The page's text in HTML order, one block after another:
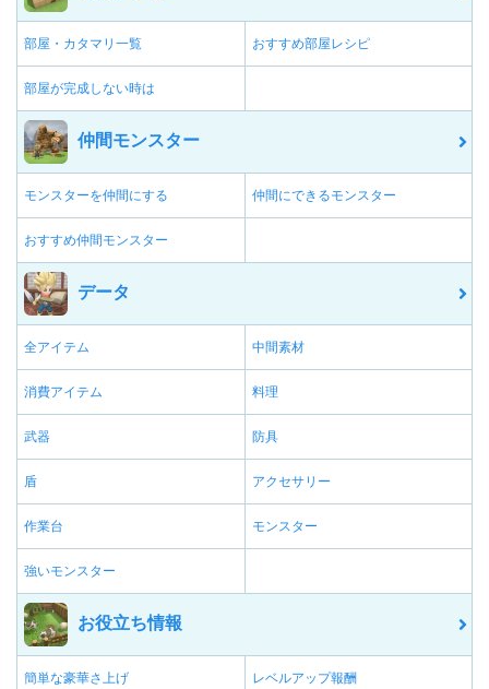
部屋・カタマリ一覧 おすすめ部屋レシピ
部屋が完成しない時は
仲間モンスター
モンスターを仲間にする 仲間にできるモンスター
おすすめ仲間モンスター
データ
全アイテム 中間素材
消費アイテム 料理
武器 防具
盾 アクセサリー
作業台 モンスター
強いモンスター
お役立ち情報
簡単な豪華さ上げ レベルアップ報酬